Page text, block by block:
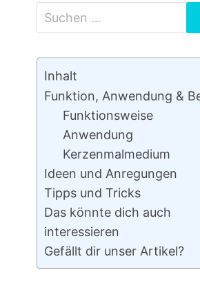
nach:
Inhalt
Funktion, Anwendung &
Funktionsweise
Anwendung
Kerzenmalmedium
Ideen und Anregungen
Tipps und Tricks
Das könnte dich auch
interessieren
Gefällt dir unser Artikel?